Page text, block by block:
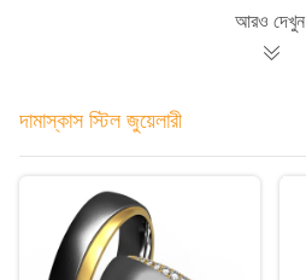
আরও দেখুন
দামাস্কাস স্টিল জুয়েলারী